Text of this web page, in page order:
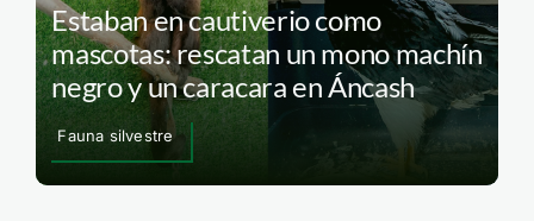
Estaban en cautiverio como
mascotas: rescatan un mono machín
negro y un caracara en Áncash
Fauna silvestre